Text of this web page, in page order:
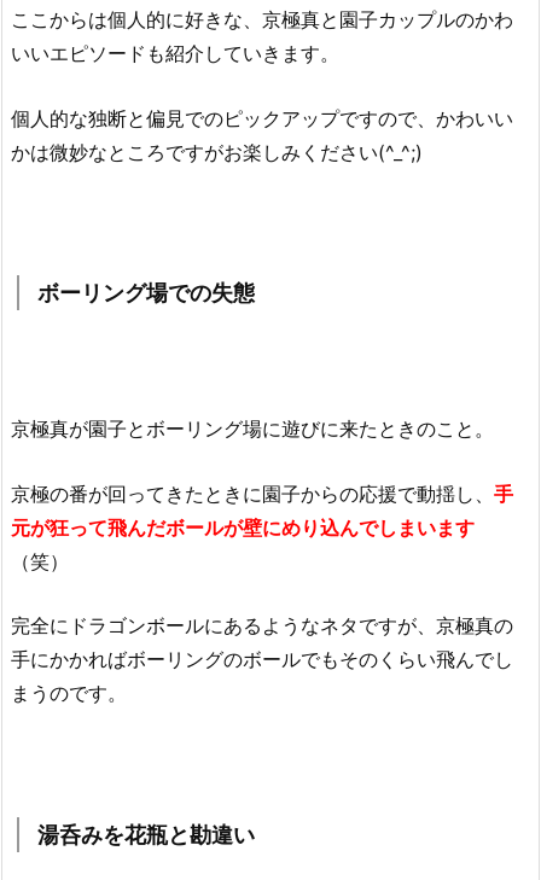
ここからは個人的に好きな、京極真と園子カップルのかわ
いいエピソードも紹介していきます。
個人的な独断と偏見でのピックアップですので、かわいい
かは微妙なところですがお楽しみください(^_^;)
ボーリング場での失態
京極真が園子とボーリング場に遊びに来たときのこと。
京極の番が回ってきたときに園子からの応援で動揺し、 手
元が狂って飛んだボールが壁にめり込んでしまいます
（笑）
完全にドラゴンボールにあるようなネタですが、京極真の
手にかかればボーリングのボールでもそのくらい飛んでし
まうのです。
湯呑みを花瓶と勘違い